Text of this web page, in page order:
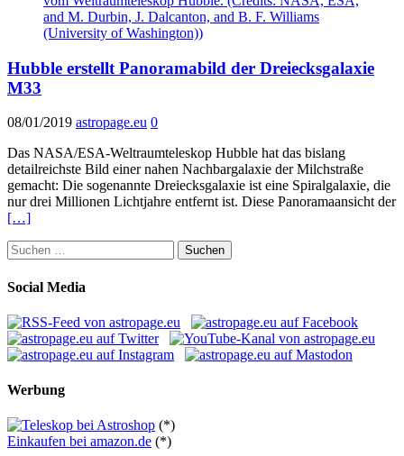
Hubble erstellt Panoramabild der Dreiecksgalaxie
M33
08/01/2019 astropage.eu 0
Das NASA/ESA-Weltraumteleskop Hubble hat das bislang
detailreichste Bild einer nahen Nachbargalaxie der Milchstraße
gemacht: Die sogenannte Dreiecksgalaxie ist eine Spiralgalaxie, die
nur drei Millionen Lichtjahre entfernt ist. Diese Panoramaansicht der
[…]
Suchen
nach:
Social Media
Werbung
(*)
Einkaufen bei amazon.de (*)